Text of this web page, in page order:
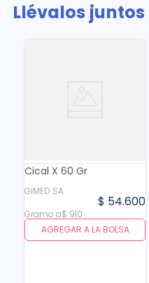
Llévalos juntos
Cical X 60 Gr
GIMED SA
$ 54.600
Gramo a$ 910
AGREGAR A LA BOLSA